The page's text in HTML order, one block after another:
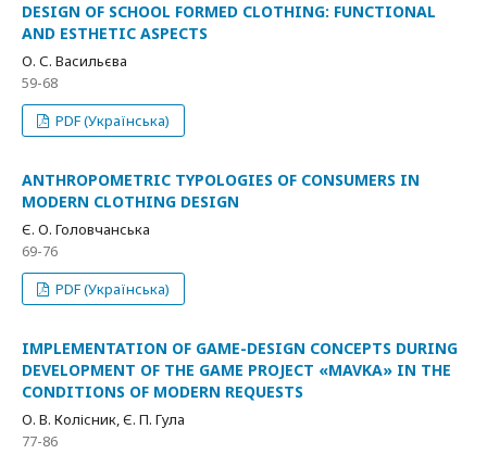
DESIGN OF SCHOOL FORMED CLOTHING: FUNCTIONAL
AND ESTHETIC ASPECTS
О. С. Васильєва
59-68
PDF (Українська)
ANTHROPOMETRIC TYPOLOGIES OF CONSUMERS IN
MODERN CLOTHING DESIGN
Є. О. Головчанська
69-76
PDF (Українська)
IMPLEMENTATION OF GAME-DESIGN CONCEPTS DURING
DEVELOPMENT OF THE GAME PROJECT «MAVKA» IN THE
CONDITIONS OF MODERN REQUESTS
О. В. Колісник, Є. П. Гула
77-86